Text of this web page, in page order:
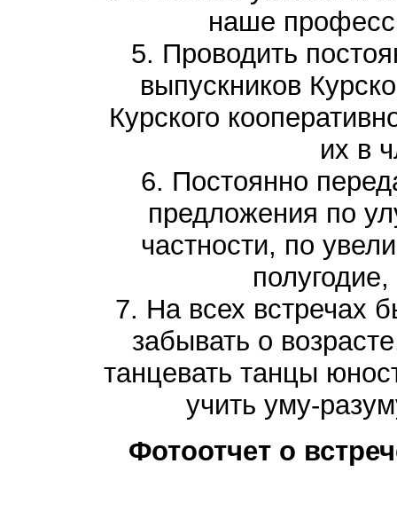
наше
5. Проводить
выпускников
Курского
их в
6. Постоянно
предложения по
частности, по
7. На всех встречах
забывать о
танцевать танцы
учить уму-
Фотоотчет о